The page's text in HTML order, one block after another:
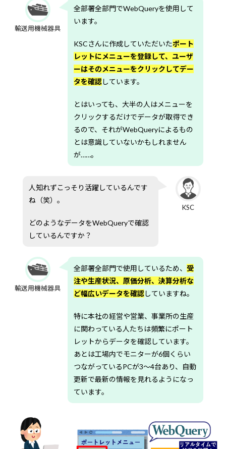
輸送用機械器具
全部署全部門でWebQueryを使用して
います。
KSCさんに作成していただいたポート
レットにメニューを登録して、ユーザ
ーはそのメニューをクリックしてデー
タを確認 しています。
とはいっても、大半の人はメニューを
クリックするだけでデータが取得でき
るので、それがWebQueryによるもの
とは意識していないかもしれません
が……。
人知れずこっそり活躍しているんです
ね（笑）。
どのようなデータをWebQueryで確認
しているんですか？
KSC
輸送用機械器具
全部署全部門で使用しているため、 受
注や生産状況、原価分析、決算分析な
ど幅広いデータを確認 していますね。
特に本社の経営や営業、事業所の生産
に関わっている人たちは頻繁にポート
レットからデータを確認しています。
あとは工場内でモニターが6個くらい
つながっているPCが3～4台あり、自動
更新で最新の情報を見れるようになっ
ています。